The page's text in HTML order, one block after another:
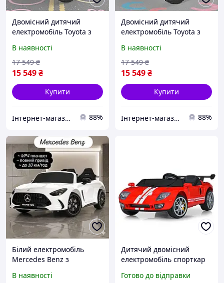
Двомісний дитячий
електромобіль Toyota з
до 5.5 км/год Bambi M
6296EBLR-1(24V) Білий
В наявності
15 549₴
17 549 ₴
Купити
Інтернет-магазин "Vel24" 88%
Двомісний дитячий
електромобіль Toyota з
до 5.5 км/год Bambi M
6296EBLR-11 (24V) Сірий
В наявності
15 549₴
17 549 ₴
Купити
Інтернет-магазин "Vel24" 88%
Білий електромобіль
Mercedes Benz з
мультиків, з пультом,
В наявності
Дитячий двомісний
електромобіль спорткар
спортивний гоночний
Готово до відправки